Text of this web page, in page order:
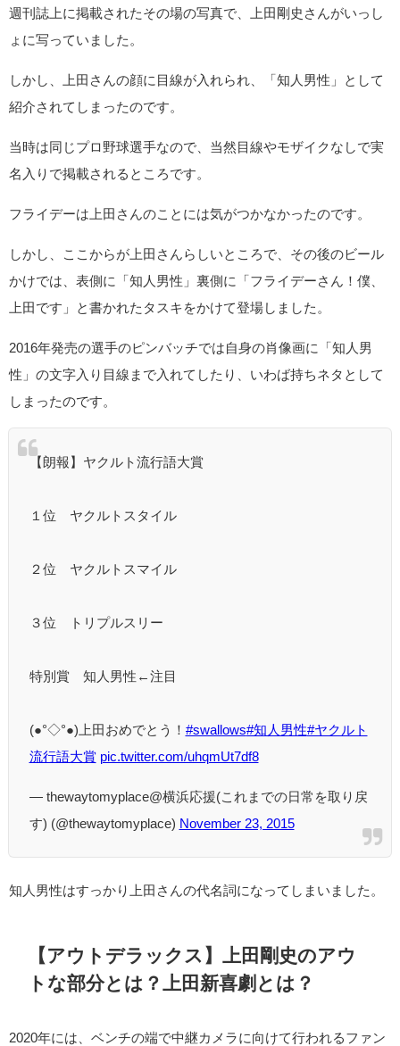
週刊誌上に掲載されたその場の写真で、上田剛史さんがいっし
ょに写っていました。
しかし、上田さんの顔に目線が入れられ、「知人男性」として
紹介されてしまったのです。
当時は同じプロ野球選手なので、当然目線やモザイクなしで実
名入りで掲載されるところです。
フライデーは上田さんのことには気がつかなかったのです。
しかし、ここからが上田さんらしいところで、その後のビール
かけでは、表側に「知人男性」裏側に「フライデーさん！僕、
上田です」と書かれたタスキをかけて登場しました。
2016年発売の選手のピンバッチでは自身の肖像画に「知人男
性」の文字入り目線まで入れてしたり、いわば持ちネタとして
しまったのです。
【朗報】ヤクルト流行語大賞
１位 ヤクルトスタイル
２位 ヤクルトスマイル
３位 トリプルスリー
特別賞 知人男性←注目
(●°◇°●)上田おめでとう！ #swallows#知人男性#ヤクルト
流行語大賞 pic.twitter.com/uhqmUt7df8
— thewaytomyplace@横浜応援(これまでの日常を取り戻
す) (@thewaytomyplace) November 23, 2015
知人男性はすっかり上田さんの代名詞になってしまいました。
【アウトデラックス】上田剛史のアウ
トな部分とは？上田新喜劇とは？
2020年には、ベンチの端で中継カメラに向けて行われるファン